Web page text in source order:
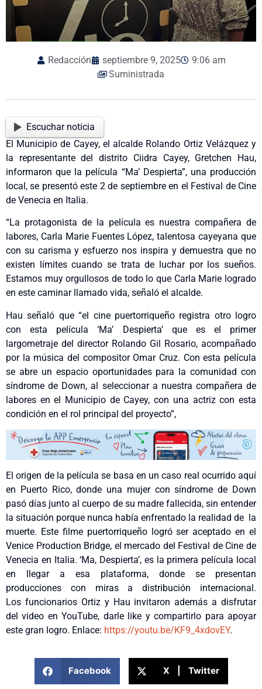
Redacción septiembre 9, 2025
9:06 am
Suministrada
Escuchar noticia
El Municipio de Cayey, el alcalde Rolando Ortiz Velázquez y
la representante del distrito Ciidra Cayey, Gretchen Hau,
informaron que la película “Ma’ Despierta”, una producción
local, se presentó este 2 de septiembre en el Festival de Cine
de Venecia en Italia.
“La protagonista de la película es nuestra compañera de
labores, Carla Marie Fuentes López, talentosa cayeyana que
con su carisma y esfuerzo nos inspira y demuestra que no
existen límites cuando se trata de luchar por los sueños.
Estamos muy orgullosos de todo lo que Carla Marie logrado
en este caminar llamado vida, señaló el alcalde.
Hau señaló que “el cine puertorriqueño registra otro logro
con esta película ‘Ma’ Despierta’ que es el primer
largometraje del director Rolando Gil Rosario, acompañado
por la música del compositor Omar Cruz. Con esta película
se abre un espacio oportunidades para la comunidad con
síndrome de Down, al seleccionar a nuestra compañera de
labores en el Municipio de Cayey, con una actriz con esta
condición en el rol principal del proyecto”,
El origen de la película se basa en un caso real ocurrido aquí
en Puerto Rico, donde una mujer con síndrome de Down
pasó días junto al cuerpo de su madre fallecida, sin entender
la situación porque nunca había enfrentado la realidad de la
muerte. Este filme puertorriqueño logró ser aceptado en el
Venice Production Bridge, el mercado del Festival de Cine de
Venecia en Italia. ‘Ma, Despierta’, es la primera película local
en llegar a esa plataforma, donde se presentan
producciones con miras a distribución internacional.
Los funcionarios Ortiz y Hau invitaron además a disfrutar
del video en YouTube, darle like y compartirlo para apoyar
este gran logro. Enlace: https://youtu.be/KF9_4xdovEY.
Facebook X | Twitter